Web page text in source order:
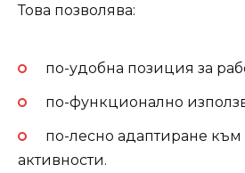
Това позволява:
по-удобна позиция за
по-функционално
по-лесно адаптиране
активности.